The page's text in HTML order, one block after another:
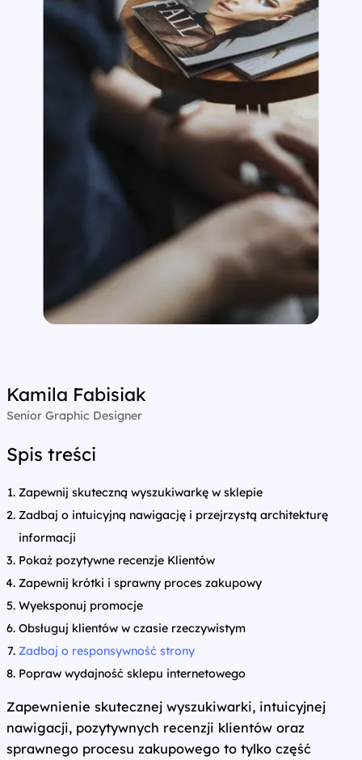
Kamila Fabisiak
Senior Graphic Designer
Spis treści
Zapewnij skuteczną wyszukiwarkę w sklepie
Zadbaj o intuicyjną nawigację i przejrzystą architekturę
informacji
Pokaż pozytywne recenzje Klientów
Zapewnij krótki i sprawny proces zakupowy
Wyeksponuj promocje
Obsługuj klientów w czasie rzeczywistym
Zadbaj o responsywność strony
Popraw wydajność sklepu internetowego
Zapewnienie skutecznej wyszukiwarki, intuicyjnej
nawigacji, pozytywnych recenzji klientów oraz
sprawnego procesu zakupowego to tylko część